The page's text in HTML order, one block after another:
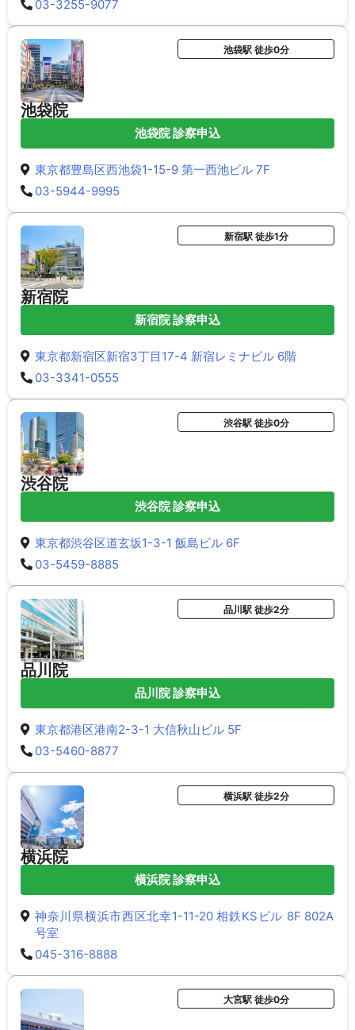
03-3255-9077
池袋院
池袋駅 徒歩0分
池袋院 診察申込
東京都豊島区西池袋1-15-9 第一西池ビル 7F
03-5944-9995
新宿院
新宿駅 徒歩1分
新宿院 診察申込
東京都新宿区新宿3丁目17-4 新宿レミナビル 6階
03-3341-0555
渋谷院
渋谷駅 徒歩0分
渋谷院 診察申込
東京都渋谷区道玄坂1-3-1 飯島ビル 6F
03-5459-8885
品川院
品川駅 徒歩2分
品川院 診察申込
東京都港区港南2-3-1 大信秋山ビル 5F
03-5460-8877
横浜院
横浜駅 徒歩2分
横浜院 診察申込
神奈川県横浜市西区北幸1-11-20 相鉄KSビル 8F 802A
号室
045-316-8888
大宮駅 徒歩0分